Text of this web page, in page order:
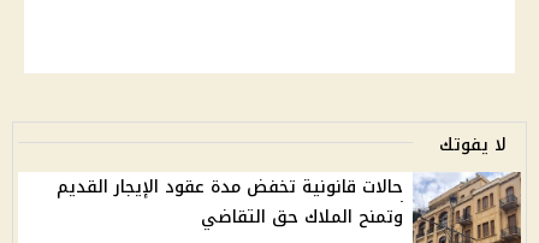
لا يفوتك
حالات قانونية تخفض مدة عقود الإيجار القديم
وتمنح الملاك حق التقاضي